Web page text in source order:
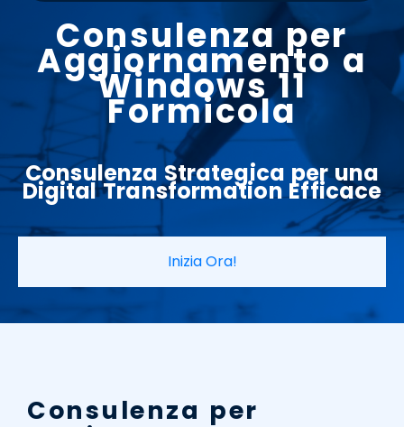
Consulenza per
Aggiornamento a
Windows 11
Formicola
Consulenza Strategica per una
Digital TransformationEfficace
Inizia Ora!
Consulenza per